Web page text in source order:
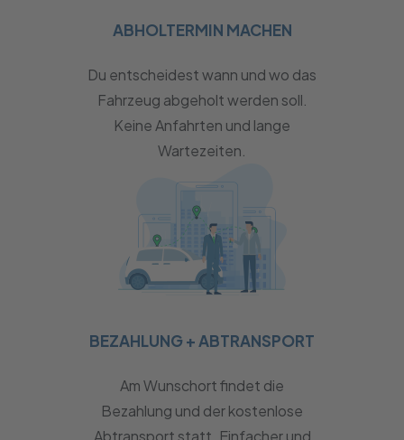
ABHOLTERMIN MACHEN
Du entscheidest wann und wo das
Fahrzeug abgeholt werden soll.
Keine Anfahrten und lange
Wartezeiten.
BEZAHLUNG + ABTRANSPORT
Am Wunschort findet die
Bezahlung und der kostenlose
Abtransport statt. Einfacher und